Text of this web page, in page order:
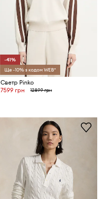
-41%
Ще -10% з кодом WEB*
Светр Pinko
7599 грн
12899 грн